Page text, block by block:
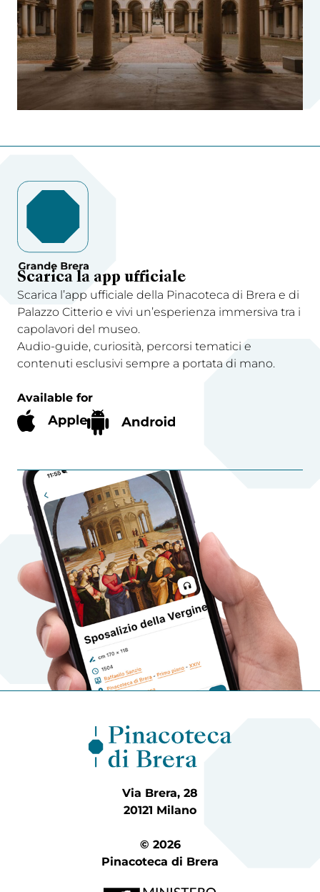
Scarica la app ufficiale
Scarica l’app ufficiale della Pinacoteca di Brera e di
Palazzo Citterio e vivi un’esperienza immersiva tra i
capolavori del museo.
Audio-guide, curiosità, percorsi tematici e
contenuti esclusivi sempre a portata di mano.
Available for
Via Brera, 28
20121 Milano
© 2026
Pinacoteca di Brera